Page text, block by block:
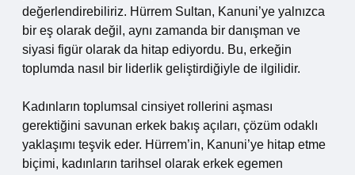
değerlendirebiliriz. Hürrem Sultan, Kanuni’ye yalnızca
bir eş olarak değil, aynı zamanda bir danışman ve
siyasi figür olarak da hitap ediyordu. Bu, erkeğin
toplumda nasıl bir liderlik geliştirdiğiyle de ilgilidir.
Kadınların toplumsal cinsiyet rollerini aşması
gerektiğini savunan erkek bakış açıları, çözüm odaklı
yaklaşımı teşvik eder. Hürrem’in, Kanuni’ye hitap etme
biçimi, kadınların tarihsel olarak erkek egemen